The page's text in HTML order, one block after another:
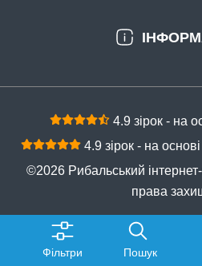
Фільтри Пошук
4.9 зірок - на
4.9 зірок - на
©2026 Рибальський
права